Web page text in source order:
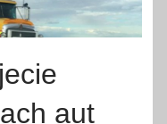
aut